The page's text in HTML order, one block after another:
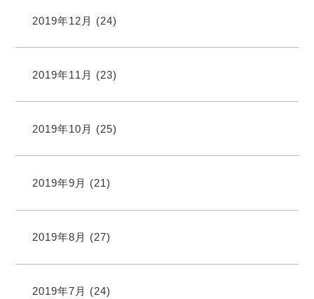
2019年12月 (24)
2019年11月 (23)
2019年10月 (25)
2019年9月 (21)
2019年8月 (27)
2019年7月 (24)